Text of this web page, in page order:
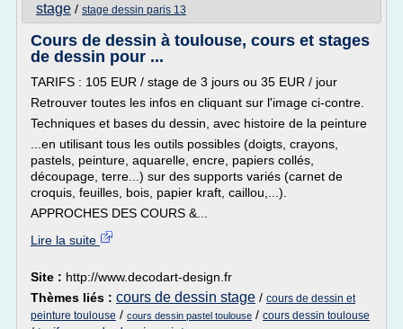
stage / stage dessin paris 13
Cours de dessin à toulouse, cours et stages
de dessin pour ...
TARIFS : 105 EUR / stage de 3 jours ou 35 EUR / jour
Retrouver toutes les infos en cliquant sur l'image ci-contre.
Techniques et bases du dessin, avec histoire de la peinture
...en utilisant tous les outils possibles (doigts, crayons,
pastels, peinture, aquarelle, encre, papiers collés,
découpage, terre...) sur des supports variés (carnet de
croquis, feuilles, bois, papier kraft, caillou,...).
APPROCHES DES COURS &...
Lire la suite
Site : http://www.decodart-design.fr
Thèmes liés : cours de dessin stage / cours de dessin et
peinture toulouse / cours dessin pastel toulouse / cours dessin toulouse